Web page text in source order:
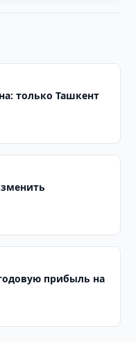
только Ташкент
прибыль на